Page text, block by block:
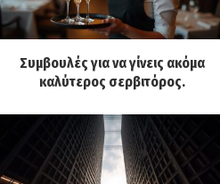
Συμβουλές για να γίνεις ακόμα
καλύτερος σερβιτόρος.